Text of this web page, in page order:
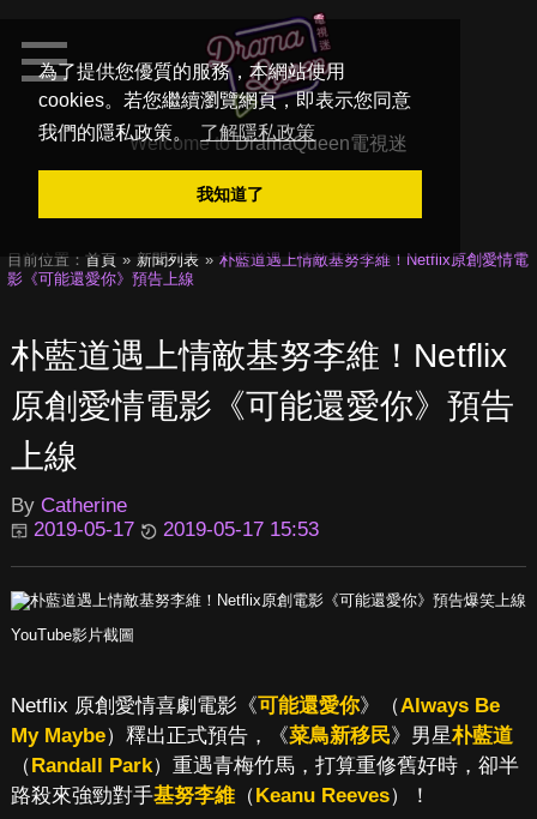
為了提供您優質的服務，本網站使用
cookies。若您繼續瀏覽網頁，即表示您同意
我們的隱私政策。
了解隱私政策
我知道了
Welcome toDramaQueen電視迷
目前位置： 首頁 新聞列表
朴藍道遇上情敵基努李維！Netflix原創愛情電
影《可能還愛你》預告上線
朴藍道遇上情敵基努李維！Netflix
原創愛情電影《可能還愛你》預告
上線
By Catherine
2019-05-17
2019-05-17 15:53
YouTube影片截圖
Netflix 原創愛情喜劇電影《可能還愛你》（Always Be
My Maybe）釋出正式預告，《菜鳥新移民》男星朴藍道
（Randall Park）重遇青梅竹馬，打算重修舊好時，卻半
路殺來強勁對手基努李維（Keanu Reeves）！